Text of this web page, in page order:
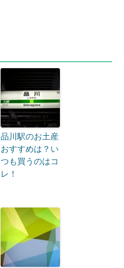
品川駅のお土産
おすすめは？い
つも買うのはコ
レ！